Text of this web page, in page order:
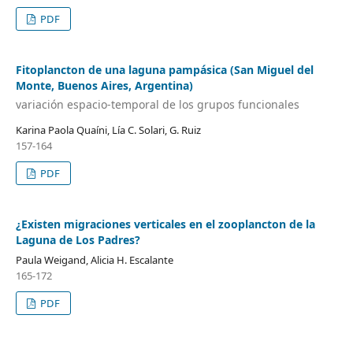
PDF
Fitoplancton de una laguna pampásica (San Miguel del
Monte, Buenos Aires, Argentina)
variación espacio-temporal de los grupos funcionales
Karina Paola Quaíni, Lía C. Solari, G. Ruiz
157-164
PDF
¿Existen migraciones verticales en el zooplancton de la
Laguna de Los Padres?
Paula Weigand, Alicia H. Escalante
165-172
PDF